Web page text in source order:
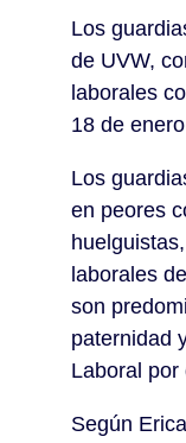
Los
de UVW,
laborales
18 de
Los
en peores
laborales
son
paternidad
Laboral por
Según